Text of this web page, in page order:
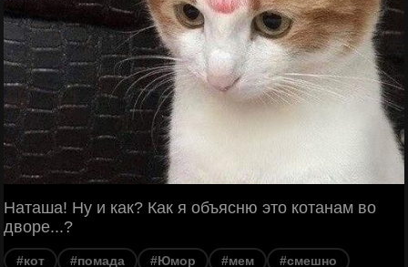
Наташа! Ну и как? Как я объясню это котанам во
дворе...?
#кот #помада #Юмор #мем #смешно